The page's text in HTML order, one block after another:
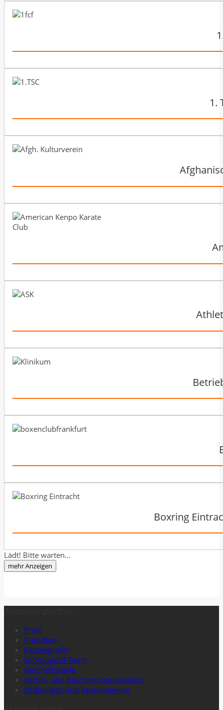
1.
Boxring
Lädt! Bitte warten...
mehr Anzeigen
Profil
Präsidium
Kassenprüfer
Sportjugend-Team
Geschäftsstelle
Rechts- und Beschwerdeausschuss
Ordnungen und Vereinsservice